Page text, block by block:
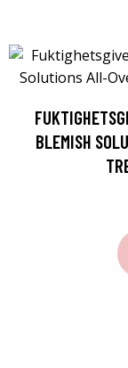
BLEMISH